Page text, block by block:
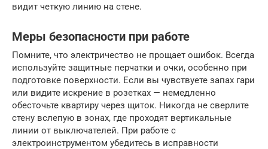
видит четкую линию на стене.
Меры безопасности при работе
Помните, что электричество не прощает ошибок. Всегда
используйте защитные перчатки и очки, особенно при
подготовке поверхности. Если вы чувствуете запах гари
или видите искрение в розетках — немедленно
обесточьте квартиру через щиток. Никогда не сверлите
стену вслепую в зонах, где проходят вертикальные
линии от выключателей. При работе с
электроинструментом убедитесь в исправности